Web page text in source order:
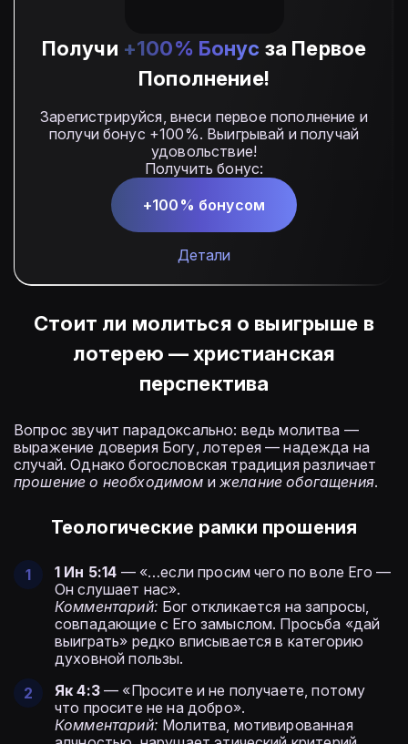
Получи +100% Бонус за Первое
Пополнение!
Зарегистрируйся, внеси первое пополнение и
получи бонус +100%. Выигрывай и получай
удовольствие!
Получить бонус:
+100% бонусом
Детали
Стоит ли молиться о выигрыше в
лотерею — христианская
перспектива
Вопрос звучит парадоксально: ведь молитва —
выражение доверия Богу, лотерея — надежда на
случай. Однако богословская традиция различает
прошение о необходимом ижелание обогащения.
Теологические рамки прошения
1 Ин 5:14 — «…если просим чего по воле Его —
Он слушает нас».
Комментарий: Бог откликается на запросы,
совпадающие с Его замыслом. Просьба «дай
выиграть» редко вписывается в категорию
духовной пользы.
Як 4:3— «Просите и не получаете, потому
что просите не на добро».
Комментарий: Молитва, мотивированная